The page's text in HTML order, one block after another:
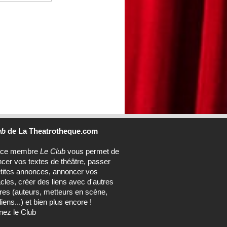
membreLe Clubvous permet de
vos textes de théâtre, passer
annonces, annoncer vos
créer des liens avec d'autres
(auteurs, metteurs en scène,
et bien plus encore !
le Club